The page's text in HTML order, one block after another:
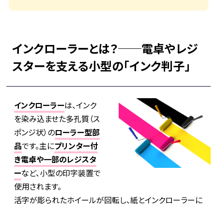
インクローラーとは？──電卓やレジ
スターを支える小型の「インク判子」
インクローラーは、インク
を染み込ませた多孔質（ス
ポンジ状）のローラー型部
品です。主にプリンター付
き電卓や一部のレジスタ
ーなど、小型の印字装置で
使用されます。
活字が彫られたホイールが回転し、紙とインクローラーに